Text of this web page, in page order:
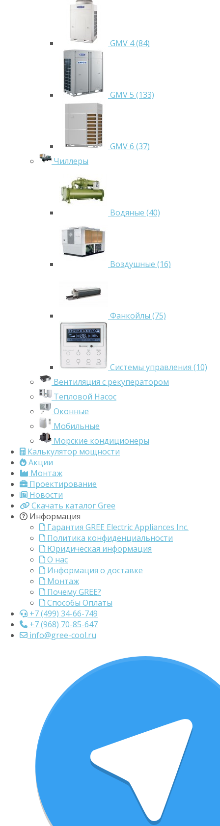
GMV 4 (84)
GMV 5 (133)
GMV 6 (37)
Чиллеры
Водяные (40)
Воздушные (16)
Фанкойлы (75)
Системы управления (10)
Вентиляция с рекуператором
Тепловой Насос
Оконные
Мобильные
Морские кондиционеры
Калькулятор мощности
Акции
Монтаж
Проектирование
Новости
Скачать каталог Gree
Информация
Гарантия GREE Electric Appliances Inc.
Политика конфиденциальности
Юридическая информация
О нас
Информация о доставке
Монтаж
Почему GREE?
Способы Оплаты
+7 (499) 34-66-749
+7 (968) 70-85-647
info@gree-cool.ru